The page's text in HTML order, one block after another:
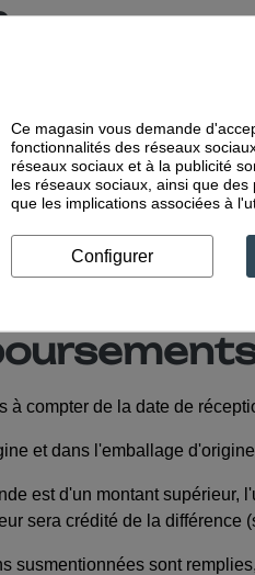
à compter de la date de
Immeuble Fuchsia, 10
en provenance de France
seront remboursés ou
BLUE remboursera
à compter de la date de
et dans l'emballage
est d'un montant
sera crédité de la
susmentionnées sont
Ce magasin vous demande
fonctionnalités des réseaux
réseaux sociaux et à la publicité
les réseaux sociaux, ainsi que
que les implications associées à
Configurer